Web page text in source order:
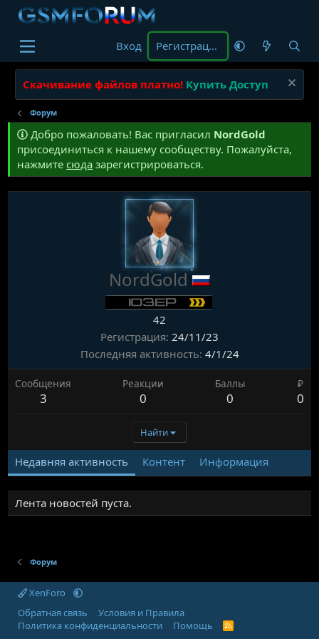
Вход Регистрация
Скачивание файлов платно! Купить Доступ
Форум
Добро пожаловать! Вас пригласил NordGold
присоединиться к нашему сообществу. Пожалуйста,
нажмите сюда зарегистрироваться.
NordGold
42
Регистрация 24/11/23
Последняя активность 4/1/24
Сообщения
3
Реакции
0
Баллы
0
₽
0
Найти
Недавняя активность Контент Информация
Лента новостей пуста.
Форум
XenForo
Обратная связь
Условия и Правила
Политика конфиденциальности
Помощь
R